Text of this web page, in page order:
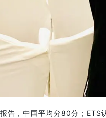
告，中国平均分80分；ETS